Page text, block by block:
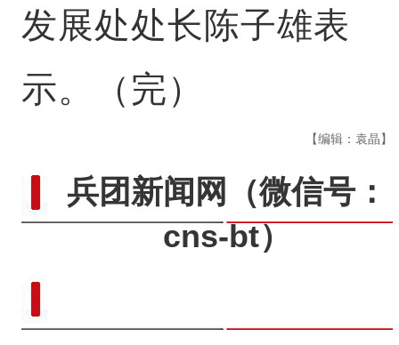
发展处处长陈子雄表
示。（完）
【编辑：袁晶】
兵团新闻网
（微信号：
cns-bt）